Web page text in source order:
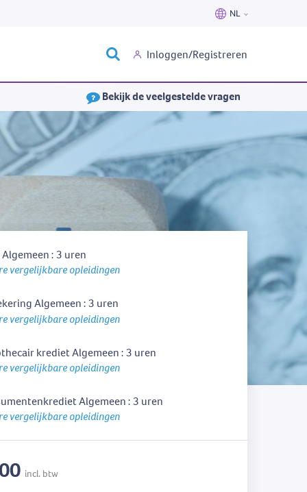
NL
Français
Inloggen/Registreren
Bekijk de veelgestelde vragen
Algemeen : 3 uren
vergelijkbare opleidingen
Algemeen : 3 uren
vergelijkbare opleidingen
krediet Algemeen : 3 uren
vergelijkbare opleidingen
Algemeen : 3 uren
vergelijkbare opleidingen
incl. btw